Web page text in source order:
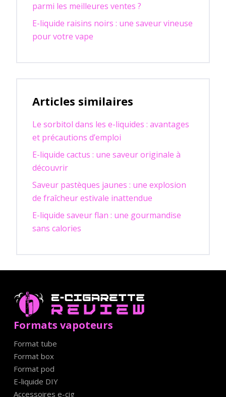
parmi les meilleures ventes ?
E-liquide raisins noirs : une saveur vineuse
pour votre vape
Articles similaires
Le sorbitol dans les e-liquides : avantages
et précautions d’emploi
E-liquide cactus : une saveur originale à
découvrir
Saveur pastèques jaunes : une explosion
de fraîcheur estivale inattendue
E-liquide saveur flan : une gourmandise
sans calories
Formats vapoteurs
Format tube
Format box
Format pod
E-liquide DIY
Accessoires e-cig